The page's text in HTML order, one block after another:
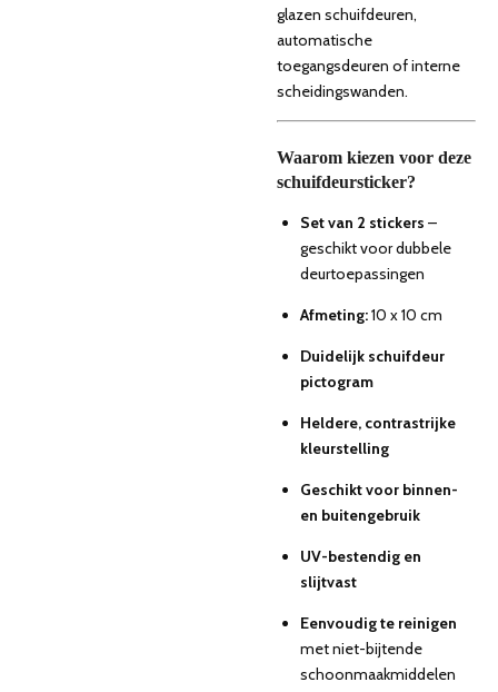
glazen schuifdeuren,
automatische
toegangsdeuren of interne
scheidingswanden.
Waarom kiezen voor deze
schuifdeursticker?
Set van 2 stickers –
geschikt voor dubbele
deurtoepassingen
Afmeting:10 x 10 cm
Duidelijk schuifdeur
pictogram
Heldere, contrastrijke
kleurstelling
Geschikt voor binnen-
en buitengebruik
UV-bestendig en
slijtvast
Eenvoudig te reinigen
met niet-bijtende
schoonmaakmiddelen